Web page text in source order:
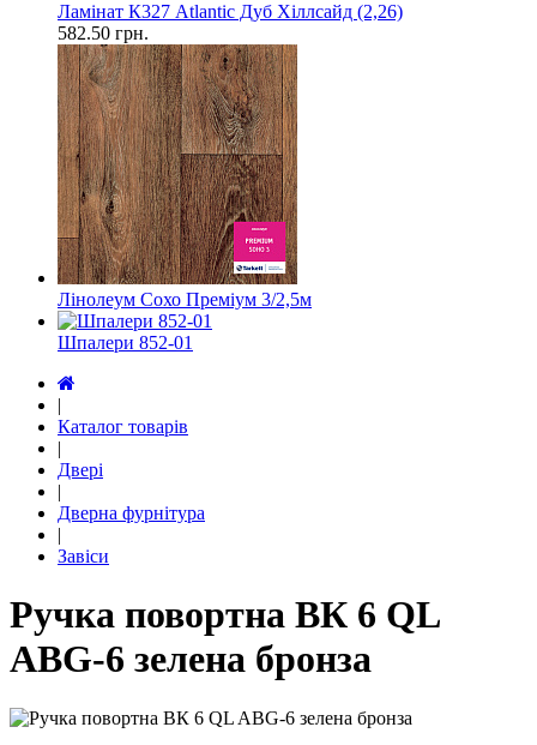
Ламінат К327 Atlantic Дуб Хіллсайд (2,26)
582.50 грн.
Лінолеум Сохо Преміум 3/2,5м
Шпалери 852-01
|
Каталог товарів
|
Двері
|
Дверна фурнітура
|
Завіси
Ручка повортна ВК 6 QL
ABG-6 зелена бронза